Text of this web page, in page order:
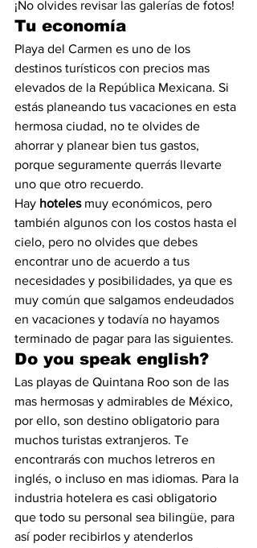
¡No olvides revisar las galerías de fotos!
Tu economía
Playa del Carmen es uno de los
destinos turísticos con precios mas
elevados de la República Mexicana. Si
estás planeando tus vacaciones en esta
hermosa ciudad, no te olvides de
ahorrar y planear bien tus gastos,
porque seguramente querrás llevarte
uno que otro recuerdo.
Hay hoteles muy económicos, pero
también algunos con los costos hasta el
cielo, pero no olvides que debes
encontrar uno de acuerdo a tus
necesidades y posibilidades, ya que es
muy común que salgamos endeudados
en vacaciones y todavía no hayamos
terminado de pagar para las siguientes.
Do you speak english?
Las playas de Quintana Roo son de las
mas hermosas y admirables de México,
por ello, son destino obligatorio para
muchos turistas extranjeros. Te
encontrarás con muchos letreros en
inglés, o incluso en mas idiomas. Para la
industria hotelera es casi obligatorio
que todo su personal sea bilingüe, para
así poder recibirlos y atenderlos